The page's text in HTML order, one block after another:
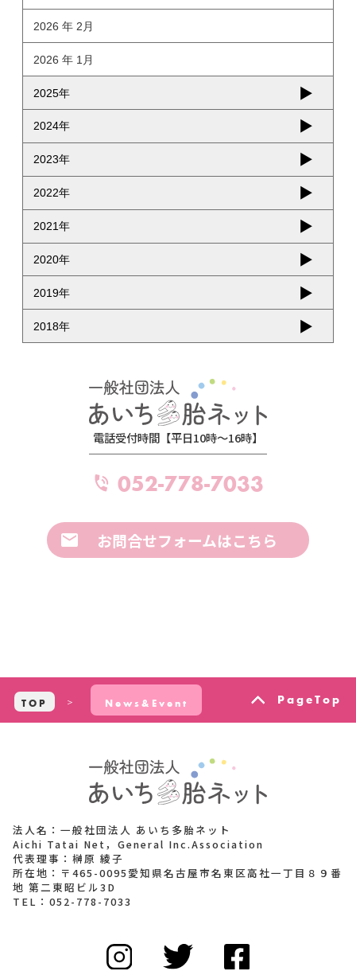
2026 年 2月
2026 年 1月
2025年
2024年
2023年
2022年
2021年
2020年
2019年
2018年
電話受付時間【平日10時～16時】
052-778-7033
お問合せフォームはこちら
TOP News&Event PageTop
法人名：一般社団法人 あいち多胎ネット
Aichi Tatai Net，General Inc.Association
代表理事：榊原 綾子
所在地：〒465-0095愛知県名古屋市名東区高社一丁目８９番
地 第二東昭ビル3D
TEL： 052-778-7033